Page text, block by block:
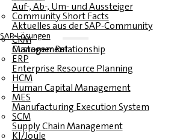
Auf-, Ab-, Um- und Aussteiger
Community Short Facts
Aktuelles aus der SAP-Community
SAP-Lösungen
CRM
Customer Relationship Management
ERP
Enterprise Resource Planning
HCM
Human Capital Management
MES
Manufacturing Execution System
SCM
Supply Chain Management
KI/Joule